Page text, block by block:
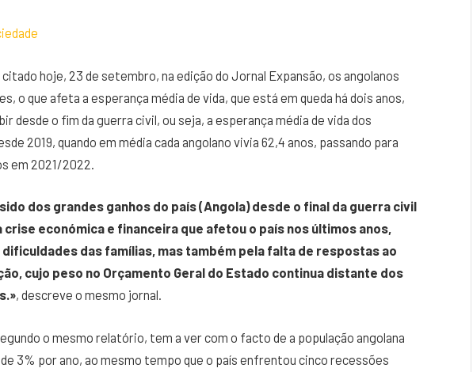
hoje, 23 de setembro, na edição do Jornal Expansão, os angolanos
o que afeta a esperança média de vida, que está em queda há dois anos,
desde o fim da guerra civil, ou seja, a esperança média de vida dos
2019, quando em média cada angolano vivia 62,4 anos, passando para
em 2021/2022.
dos grandes ganhos do país (Angola) desde o final da guerra civil
económica e financeira que afetou o país nos últimos anos,
das famílias, mas também pela falta de respostas ao
cujo peso no Orçamento Geral do Estado continua distante dos
, descreve o mesmo jornal.
o mesmo relatório, tem a ver com o facto de a população angolana
3% por ano, ao mesmo tempo que o país enfrentou cinco recessões